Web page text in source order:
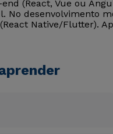
(React, Vue ou
No desenvolvimento
Native/Flutter).